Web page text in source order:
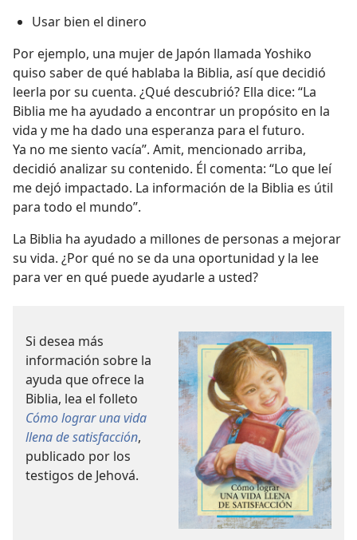
Usar bien el dinero
Por ejemplo, una mujer de Japón llamada Yoshiko
quiso saber de qué hablaba la Biblia, así que decidió
leerla por su cuenta. ¿Qué descubrió? Ella dice: “La
Biblia me ha ayudado a encontrar un propósito en la
vida y me ha dado una esperanza para el futuro.
Ya no me siento vacía”. Amit, mencionado arriba,
decidió analizar su contenido. Él comenta: “Lo que leí
me dejó impactado. La información de la Biblia es útil
para todo el mundo”.
La Biblia ha ayudado a millones de personas a mejorar
su vida. ¿Por qué no se da una oportunidad y la lee
para ver en qué puede ayudarle a usted?
Si desea más
información sobre la
ayuda que ofrece la
Biblia, lea el folleto
Cómo lograr una vida
llena de satisfacción,
publicado por los
testigos de Jehová.